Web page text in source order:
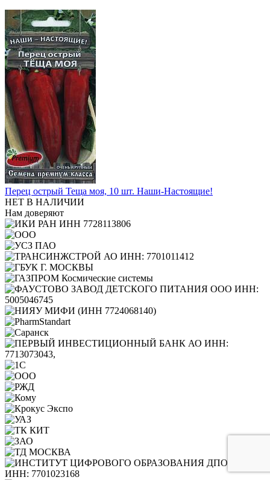
Перец острый Теща моя, 10 шт. Наши-Настоящие!
НЕТ В НАЛИЧИИ
Нам доверяют